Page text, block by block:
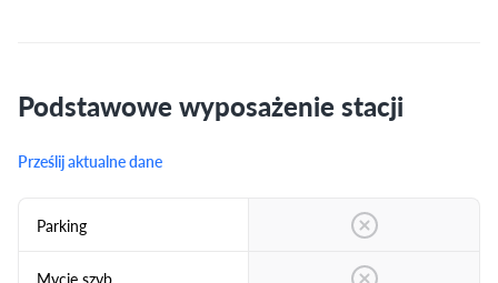
Podstawowe wyposażenie stacji
Prześlij aktualne dane
Parking
Mycie szyb